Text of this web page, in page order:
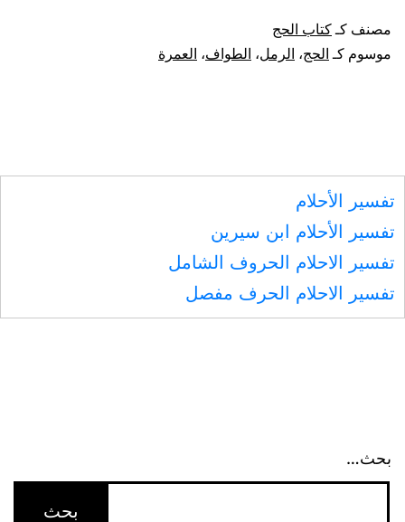
الرمل
في
الطواف
الأول
من
الحج
مصنف كـكتاب الحج
موسوم كـ الحج، الرمل، الطواف، العمرة
تفسير الأحلام
تفسير الأحلام ابن سيرين
تفسير الاحلام الحروف الشامل
تفسير الاحلام الحرف مفصل
بحث…